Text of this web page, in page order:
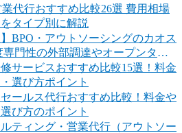
代行おすすめ比較26選 費用相場
タイプ別に解説
】BPO・アウトソーシングのカオス
専門性の外部調達やオープンタレ
ーも
サービスおすすめ比較15選！料金
選び方ポイント
ールス代行おすすめ比較！料金や
び方のポイント
ティング・営業代行（アウトソー